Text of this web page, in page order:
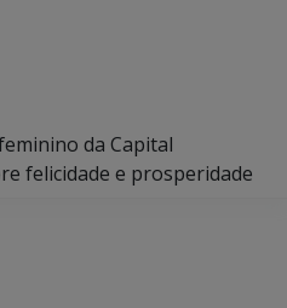
da Capital
felicidade e prosperidade